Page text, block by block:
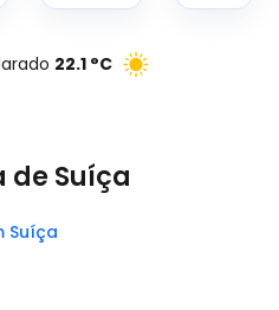
22.1 °C
de Suíça
Suíça